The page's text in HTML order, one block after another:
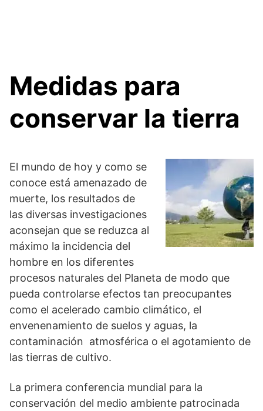
Medidas para
conservar la tierra
El mundo de hoy y como se
conoce está amenazado de
muerte, los resultados de
las diversas investigaciones
aconsejan que se reduzca al
máximo la incidencia del
hombre en los diferentes
procesos naturales del Planeta de modo que
pueda controlarse efectos tan preocupantes
como el acelerado cambio climático, el
envenenamiento de suelos y aguas, la
contaminación atmosférica o el agotamiento de
las tierras de cultivo.
La primera conferencia mundial para la
conservación del medio ambiente patrocinada